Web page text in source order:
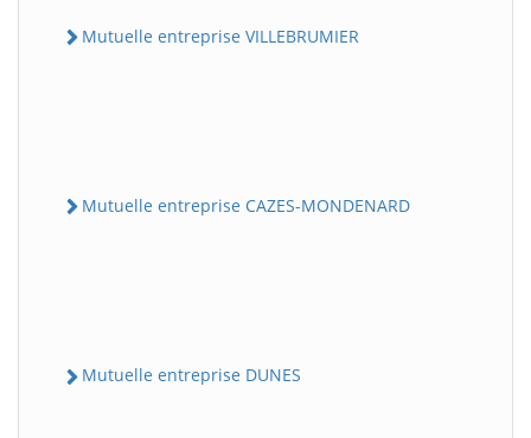
Mutuelle entreprise VILLEBRUMIER
Mutuelle entreprise CAZES-MONDENARD
Mutuelle entreprise DUNES